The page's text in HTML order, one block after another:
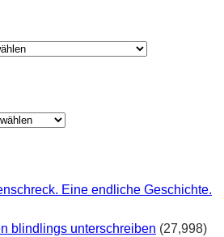
Eine endliche Geschichte.
blindlings unterschreiben (27,998)